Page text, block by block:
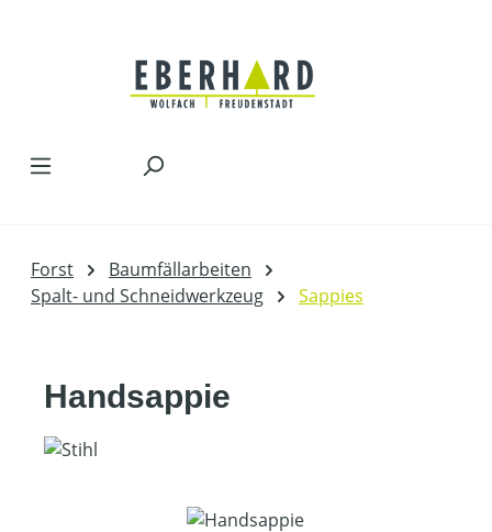
Forst
Baumfällarbeiten
Spalt- und Schneidwerkzeug
Sappies
Handsappie
Bildergalerie überspringen